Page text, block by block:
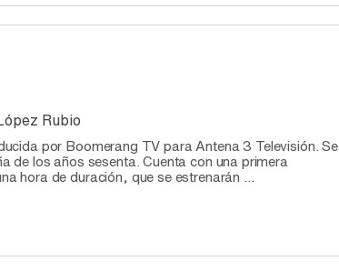
Rubio
por Boomerang TV para Antena 3 Televisión. Se
de los años sesenta. Cuenta con una primera
hora de duración, que se estrenarán ...